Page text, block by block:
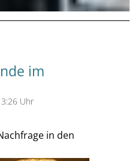
im
Uhr
in den